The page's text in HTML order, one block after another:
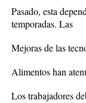
Pasado, esta
temporadas. Las
Mejoras de las
Alimentos han
Los trabajadores